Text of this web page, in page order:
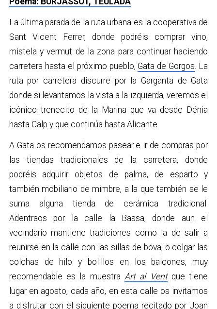
La última parada de la ruta urbana es la cooperativa de
Sant Vicent Ferrer, donde podréis comprar vino,
mistela y vermut de la zona para continuar haciendo
carretera hasta el próximo pueblo,Gata de Gorgos. La
ruta por carretera discurre por la Garganta de Gata
donde si levantamos la vista a la izquierda, veremos el
icónico trenecito de la Marina que va desde Dénia
hasta Calp y que continúa hasta Alicante.
A Gata os recomendamos pasear e ir de compras por
las tiendas tradicionales de la carretera, donde
podréis adquirir objetos de palma, de esparto y
también mobiliario de mimbre, a la que también se le
suma alguna tienda de cerámica tradicional.
Adentraos por la calle la Bassa, donde aun el
vecindario mantiene tradiciones como la de salir a
reunirse en la calle con las sillas de bova, o colgar las
colchas de hilo y bolillos en los balcones, muy
recomendable es la muestra Art al Ventque tiene
lugar en agosto, cada año, en esta calle os invitamos
a disfrutar con el siguiente poema recitado por Joan